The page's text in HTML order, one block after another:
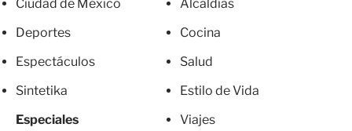
Ciudad de México
Deportes
Espectáculos
Sintetika
Especiales
Alcaldías
Cocina
Salud
Estilo de Vida
Viajes